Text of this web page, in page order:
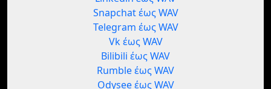
Snapchat έως WAV
Telegram έως WAV
Vk έως WAV
Bilibili έως WAV
Rumble έως WAV
Odysee έως WAV